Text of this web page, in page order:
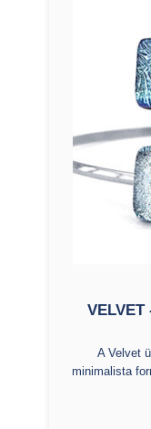
A Velvet
minimalista